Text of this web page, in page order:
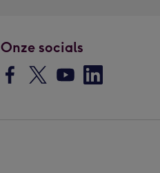
Onze socials